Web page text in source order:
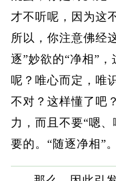
才不听呢，因为这
所以，你注意佛经
逐”妙欲的“净相”
呢？唯心而定，唯
不对？这样懂了吧
力，而且不要“嗯
要的。“随逐净相”。